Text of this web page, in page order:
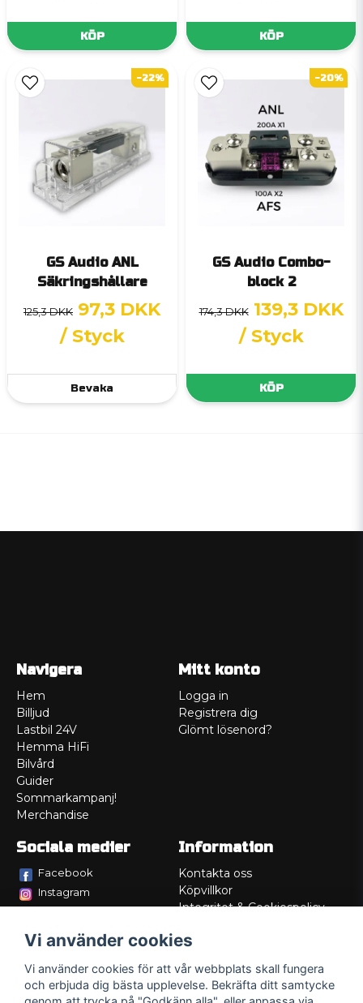
KÖP KÖP
GS Audio ANL
Säkringshållare
125,3 DKK 97,3 DKK
/ Styck
Bevaka
-22%
GS Audio Combo-
block 2
174,3 DKK 139,3 DKK
/ Styck
KÖP
-20%
Navigera
Hem
Billjud
Lastbil 24V
Hemma HiFi
Bilvård
Guider
Sommarkampanj!
Merchandise
Mitt konto
Logga in
Registrera dig
Glömt lösenord?
Sociala medier
Facebook
Instagram
Information
Kontakta oss
Köpvillkor
Integritet & Cookiespolicy
Service/Garanti
Lådritning
Om oss
Vi använder cookies
Vi använder cookies för att vår webbplats skall fungera
och erbjuda dig bästa upplevelse. Bekräfta ditt samtycke